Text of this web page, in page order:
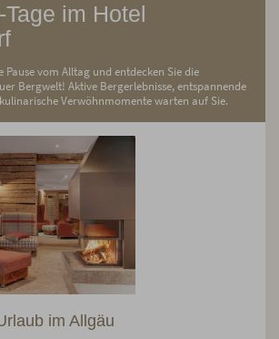
im Hotel
Pause vom Alltag und entdecken Sie die
Bergwelt! Aktive Bergerlebnisse, entspannende
Verwöhnmomente warten auf Sie.
im Allgäu